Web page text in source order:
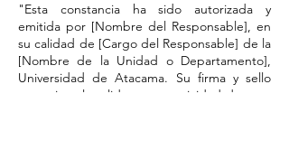
"Esta constancia ha sido autorizada y
emitida por [Nombre del Responsable], en
su calidad de [Cargo del Responsable] de la
[Nombre de la Unidad o Departamento],
Universidad de Atacama. Su firma y sello
garantizan la validez y autenticidad de este